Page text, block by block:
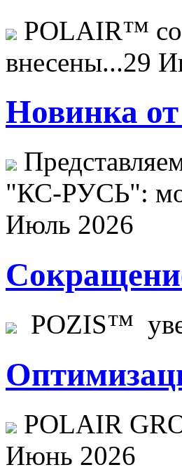
POLAIR™
внесены...29
Новинка
"КС-РУСЬ":
Июль 2026
POZIS™
POLAIR
Июнь 2026